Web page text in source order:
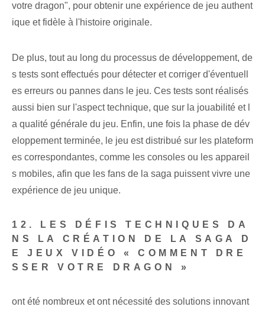
votre dragon", pour obtenir une expérience de jeu authent
ique et fidèle à l'histoire originale.
De plus, tout au long du processus de développement, de
s tests sont effectués pour détecter et corriger d'éventuell
es erreurs ou pannes dans le jeu. Ces tests sont réalisés
aussi bien sur l'aspect technique, que sur la jouabilité et l
a qualité générale du jeu. Enfin, une fois la phase de dév
eloppement terminée, le jeu est distribué sur les plateform
es correspondantes, comme les consoles ou les appareil
s mobiles, afin que les fans de la saga puissent vivre une
expérience de jeu unique.
12. LES DÉFIS TECHNIQUES DA
NS LA CRÉATION DE LA SAGA D
E JEUX VIDÉO « COMMENT DRE
SSER VOTRE DRAGON »
ont été nombreux et ont nécessité des solutions innovant